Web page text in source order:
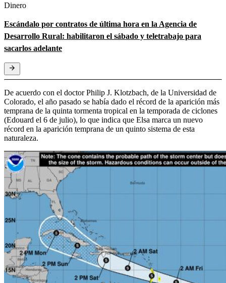
Dinero
Escándalo por contratos de última hora en la Agencia de
Desarrollo Rural: habilitaron el sábado y teletrabajo para
sacarlos adelante
De acuerdo con el doctor Philip J. Klotzbach, de la Universidad de
Colorado, el año pasado se había dado el récord de la aparición más
temprana de la quinta tormenta tropical en la temporada de ciclones
(Edouard el 6 de julio), lo que indica que Elsa marca un nuevo
récord en la aparición temprana de un quinto sistema de esta
naturaleza.